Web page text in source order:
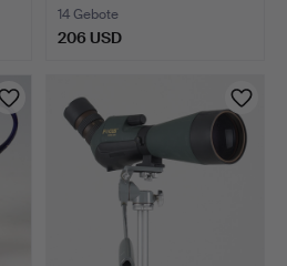
14 Gebote
206 USD